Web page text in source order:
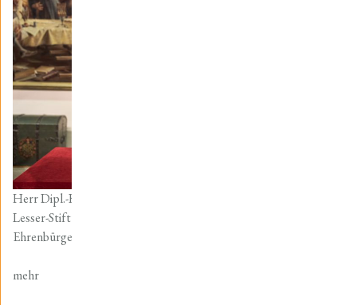
Herr Dipl.-Kfm. Andreas Lesser, Stifter der Friedrich-Christian-
Lesser-Stiftung, wurde am Samstag, den 12.11.2022, die
Ehrenbürgerwürde der Stadt Mühlhausen/Thür. verliehen.
mehr